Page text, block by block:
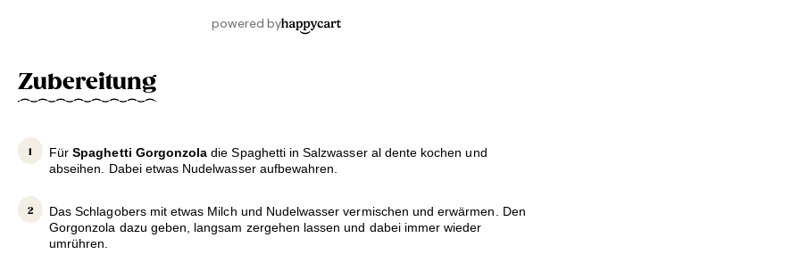
Zubereitung
FürSpaghetti Gorgonzola die Spaghetti in Salzwasser al dente kochen und
abseihen. Dabei etwas Nudelwasser aufbewahren.
Das Schlagobers mit etwas Milch und Nudelwasser vermischen und erwärmen. Den
Gorgonzola dazu geben, langsam zergehen lassen und dabei immer wieder
umrühren.